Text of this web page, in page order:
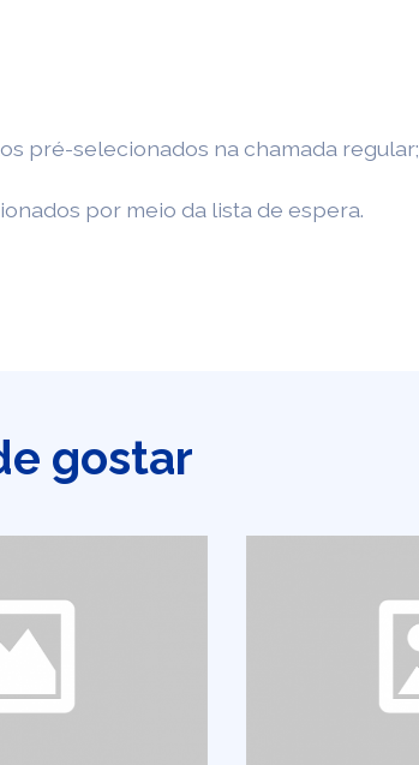
pré-selecionados na chamada regular;
por meio da lista de espera.
gostar